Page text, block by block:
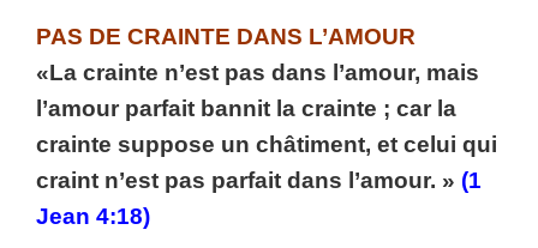
PAS DE CRAINTE DANS L’AMOUR
«La crainte n’est pas dans l’amour, mais
l’amour parfait bannit la crainte ; car la
crainte suppose un châtiment, et celui qui
craint n’est pas parfait dans l’amour. » (1
Jean 4:18)